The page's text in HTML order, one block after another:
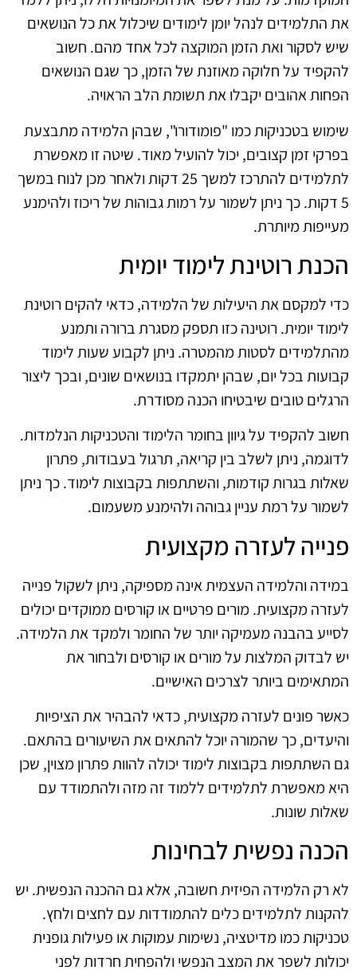
את התלמידים לנהל יומן לימודים שיכלול את כל הנושאים
שיש לסקור ואת הזמן המוקצה לכל אחד מהם. חשוב
להקפיד על חלוקה מאוזנת של הזמן, כך שגם הנושאים
הפחות אהובים יקבלו את תשומת הלב הראויה.
שימוש בטכניקות כמו "פומודורו", שבהן הלמידה מתבצעת
בפרקי זמן קצובים, יכול להועיל מאוד. שיטה זו מאפשרת
לתלמידים להתרכז למשך 25 דקות ולאחר מכן לנוח במשך
5 דקות. כך ניתן לשמור על רמות גבוהות של ריכוז ולהימנע
מעייפות מיותרת.
הכנת רוטינת לימוד יומית
כדי למקסם את היעילות של הלמידה, כדאי להקים רוטינת
לימוד יומית. רוטינה כזו תספק מסגרת ברורה ותמנע
מהתלמידים לסטות מהמטרה. ניתן לקבוע שעות לימוד
קבועות בכל יום, שבהן יתמקדו בנושאים שונים, ובכך ליצור
הרגלים טובים שיבטיחו הכנה מסודרת.
חשוב להקפיד על גיוון בחומר הלימוד והטכניקות הנלמדות.
לדוגמה, ניתן לשלב בין קריאה, תרגול בעבודות, פתרון
שאלות בגרות קודמות, והשתתפות בקבוצות לימוד. כך ניתן
לשמור על רמת עניין גבוהה ולהימנע משעמום.
פנייה לעזרה מקצועית
במידה והלמידה העצמית אינה מספיקה, ניתן לשקול פנייה
לעזרה מקצועית. מורים פרטיים או קורסים ממוקדים יכולים
לסייע בהבנה מעמיקה יותר של החומר ולמקד את הלמידה.
יש לבדוק המלצות על מורים או קורסים ולבחור את
המתאימים ביותר לצרכים האישיים.
כאשר פונים לעזרה מקצועית, כדאי להבהיר את הציפיות
והיעדים, כך שהמורה יוכל להתאים את השיעורים בהתאם.
גם השתתפות בקבוצות לימוד יכולה להוות פתרון מצוין, שכן
היא מאפשרת לתלמידים ללמוד זה מזה ולהתמודד עם
שאלות שונות.
הכנה נפשית לבחינות
לא רק הלמידה הפיזית חשובה, אלא גם ההכנה הנפשית. יש
להקנות לתלמידים כלים להתמודדות עם לחצים ולחץ.
טכניקות כמו מדיטציה, נשימות עמוקות או פעילות גופנית
יכולות לשפר את המצב הנפשי ולהפחית חרדות לפני